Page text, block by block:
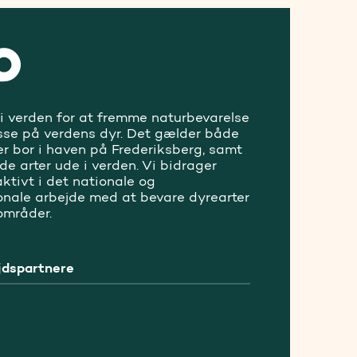
verden for at fremme naturbevarelse
på verdens dyr. Det gælder både
bor i haven på Frederiksberg, samt
arter ude i verden. Vi bidrager
i det nationale og
arbejde med at bevare dyrearter